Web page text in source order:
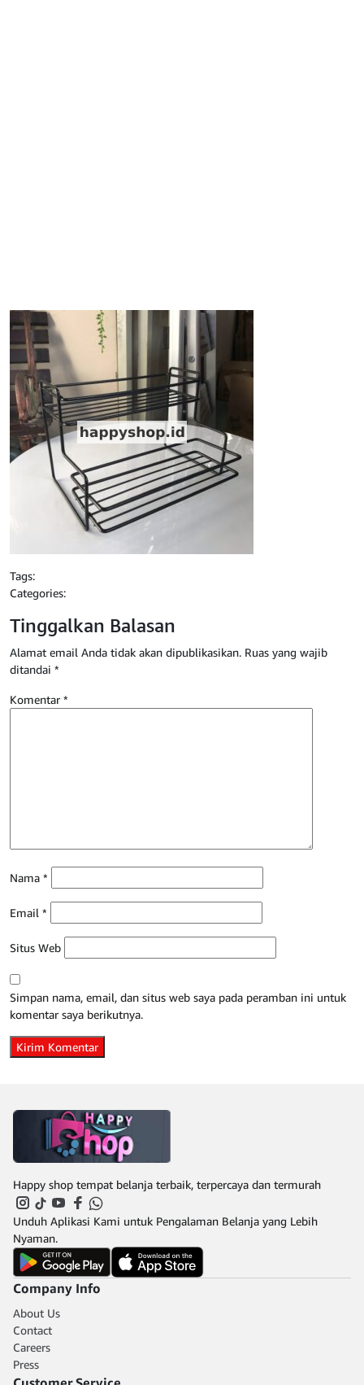
Tags:
Categories:
Tinggalkan Balasan
Alamat email Anda tidak akan dipublikasikan. Ruas yang wajib
ditandai *
Komentar *
Nama *
Email *
Situs Web
Simpan nama, email, dan situs web saya pada peramban ini untuk
komentar saya berikutnya.
Happy shop tempat belanja terbaik, terpercaya dan termurah
Unduh Aplikasi Kami untuk Pengalaman Belanja yang Lebih
Nyaman.
Company Info
About Us
Contact
Careers
Press